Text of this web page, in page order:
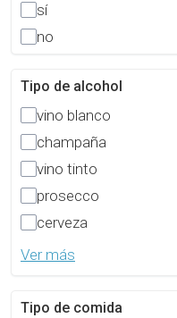
sí
no
Tipo de alcohol
vino blanco
champaña
vino tinto
prosecco
cerveza
Ver más
Tipo de comida